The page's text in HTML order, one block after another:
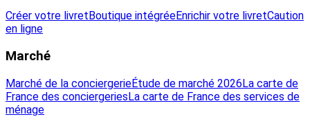
Créer votre livretBoutique intégréeEnrichir votre livretCaution
en ligne
Marché
Marché de la conciergerieÉtude de marché 2026La carte de
France des conciergeriesLa carte de France des services de
ménage